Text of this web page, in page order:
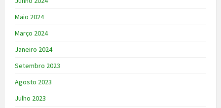
Maio 2024
Março 2024
Janeiro 2024
Setembro 2023
Agosto 2023
Julho 2023